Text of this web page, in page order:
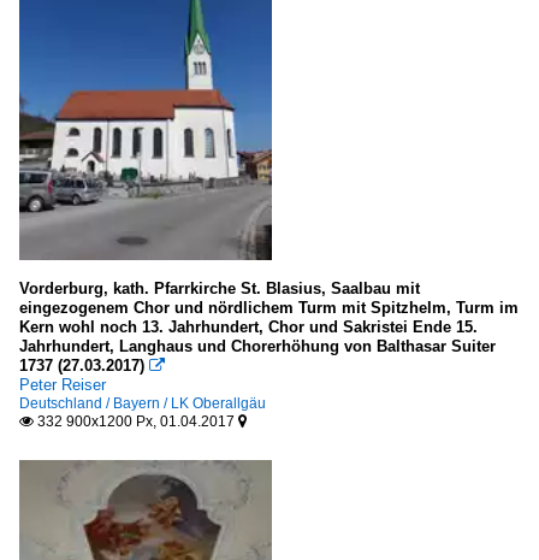
Vorderburg, kath. Pfarrkirche St. Blasius, Saalbau mit
eingezogenem Chor und nördlichem Turm mit Spitzhelm, Turm im
Kern wohl noch 13. Jahrhundert, Chor und Sakristei Ende 15.
Jahrhundert, Langhaus und Chorerhöhung von Balthasar Suiter
1737 (27.03.2017) 
Peter Reiser
Deutschland / Bayern / LK Oberallgäu
 332 900x1200 Px, 01.04.2017 